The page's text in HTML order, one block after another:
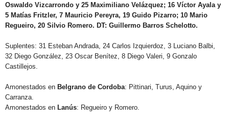
Oswaldo Vizcarrondo y 25 Maximiliano Velázquez; 16 Víctor Ayala y
5 Matías Fritzler, 7 Mauricio Pereyra, 19 Guido Pizarro; 10 Mario
Regueiro, 20 Silvio Romero. DT: Guillermo Barros Schelotto.
Suplentes: 31 Esteban Andrada, 24 Carlos Izquierdoz, 3 Luciano Balbi,
32 Diego González, 23 Oscar Benítez, 8 Diego Valeri, 9 Gonzalo
Castillejos.
Amonestados en Belgrano de Cordoba: Pittinari, Turus, Aquino y
Carranza.
Amonestados en Lanús: Regueiro y Romero.